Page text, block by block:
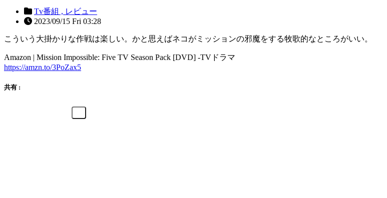
Tv番組 , レビュー
2023/09/15 Fri 03:28
こういう大掛かりな作戦は楽しい。かと思えばネコがミッションの邪魔をする牧歌的なところがいい。
Amazon | Mission Impossible: Five TV Season Pack [DVD] -TVドラマ
https://amzn.to/3PoZax5
共有 :